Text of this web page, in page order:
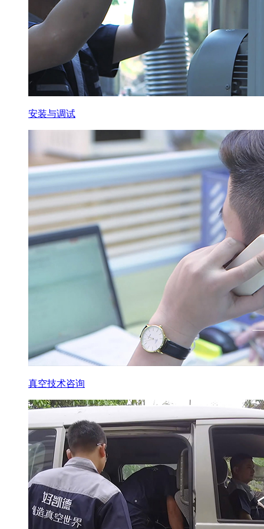
安装与调试
真空技术咨询